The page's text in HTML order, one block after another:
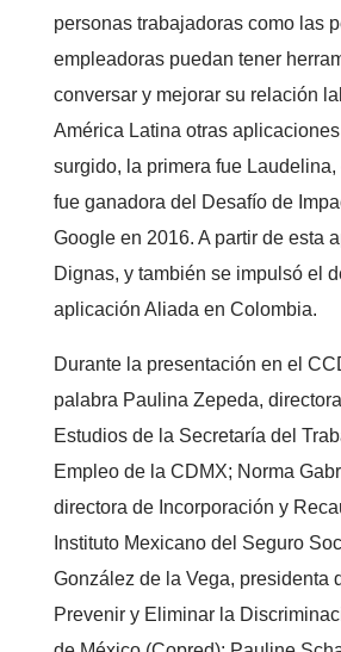
personas trabajadoras como las
empleadoras puedan tener
conversar y mejorar su relación
América Latina otras
surgido, la primera fue
fue ganadora del Desafío de
Google en 2016. A partir de esta
Dignas, y también se impulsó el
aplicación Aliada en Colombia.
Durante la presentación en el
palabra Paulina Zepeda,
Estudios de la Secretaría del
Empleo de la CDMX; Norma
directora de Incorporación y
Instituto Mexicano del Seguro
González de la Vega, presidenta
Prevenir y Eliminar la